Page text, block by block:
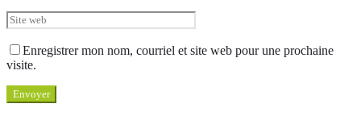
Enregistrer mon nom, courriel et site web pour une prochaine
visite.